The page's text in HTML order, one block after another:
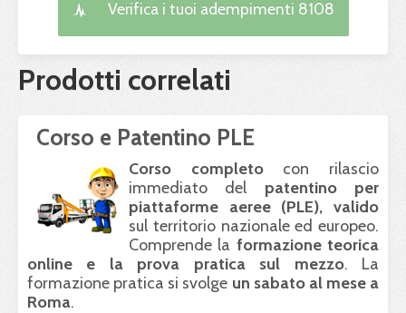
Verifica i tuoi adempimenti 8108
Prodotti correlati
Corso e Patentino PLE
Corso completocon rilascio
immediato del patentino per
piattaforme aeree (PLE), valido
sul territorio nazionale ed europeo.
Comprende la formazione teorica
online e la prova pratica sul mezzo. La
formazione pratica si svolge un sabato al mese a
Roma.